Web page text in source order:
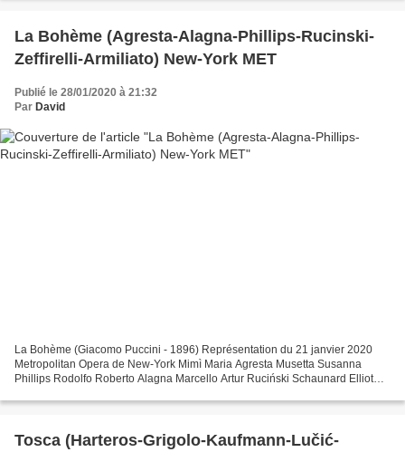
La Bohème (Agresta-Alagna-Phillips-Rucinski-
Zeffirelli-Armiliato) New-York MET
Publié le 28/01/2020 à 21:32
Par David
La Bohème (Giacomo Puccini - 1896) Représentation du 21 janvier 2020
Metropolitan Opera de New-York Mimì Maria Agresta Musetta Susanna
Phillips Rodolfo Roberto Alagna Marcello Artur Ruciński Schaunard Elliot
Tosca (Harteros-Grigolo-Kaufmann-Lučić-